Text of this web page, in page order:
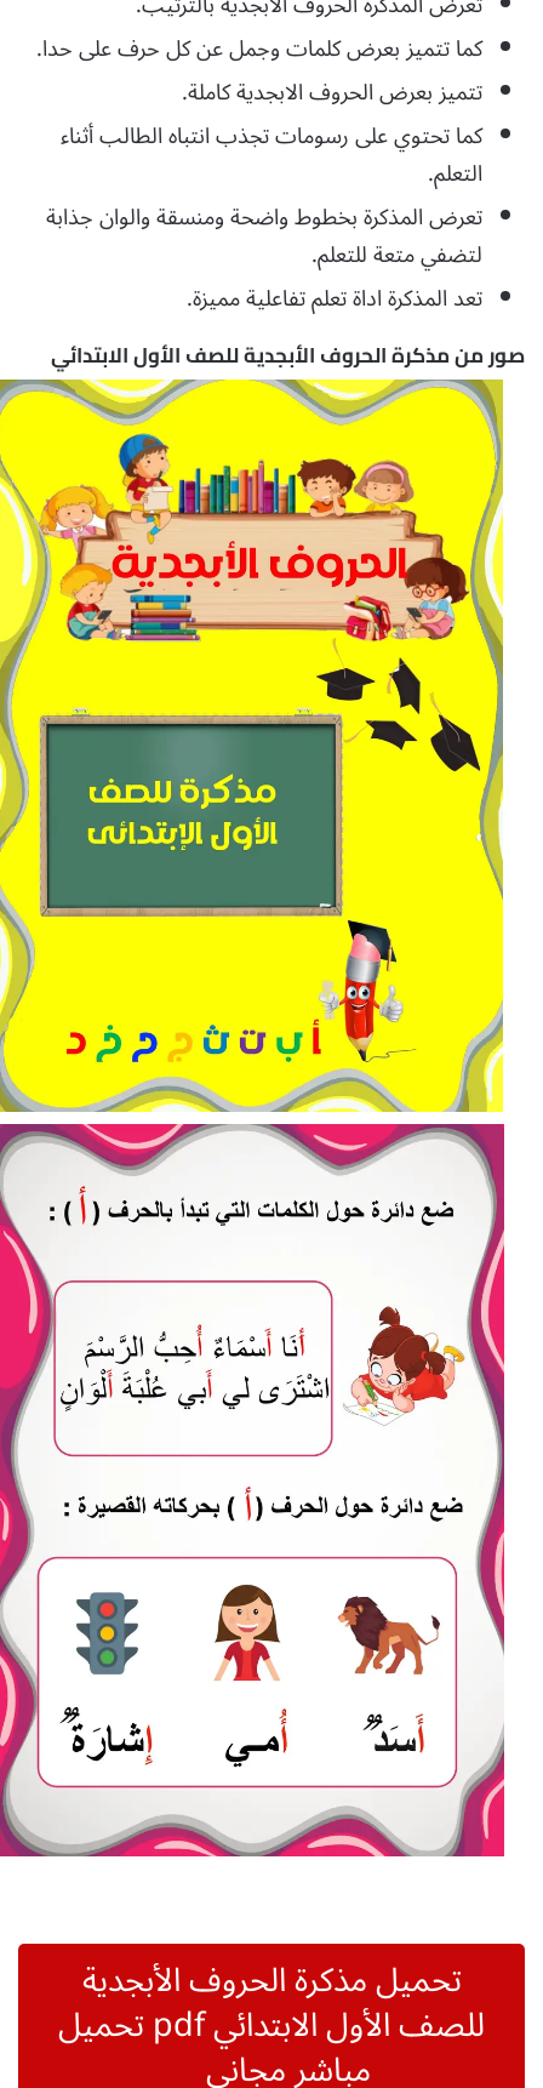
كما تتميز بعرض كلمات وجمل عن كل حرف على حدا.
تتميز بعرض الحروف الابجدية كاملة.
كما تحتوي على رسومات تجذب انتباه الطالب أثناء
التعلم.
تعرض المذكرة بخطوط واضحة ومنسقة والوان جذابة
لتضفي متعة للتعلم.
تعد المذكرة اداة تعلم تفاعلية مميزة.
صور من مذكرة الحروف الأبجدية للصف الأول الابتدائي
تحميل مذكرة الحروف الأبجدية
للصف الأول الابتدائي pdf تحميل
مباشر مجاني